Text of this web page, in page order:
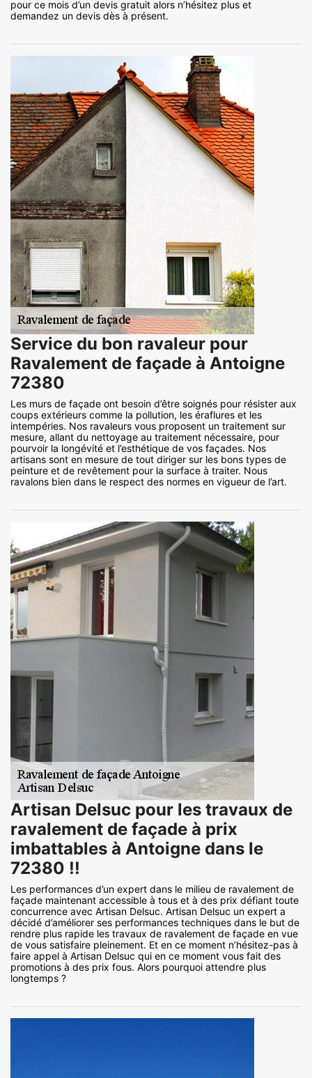
pour ce mois d’un devis gratuit alors n’hésitez plus et
demandez un devis dès à présent.
Service du bon ravaleur pour
Ravalement de façade à Antoigne
72380
Les murs de façade ont besoin d’être soignés pour résister aux
coups extérieurs comme la pollution, les éraflures et les
intempéries. Nos ravaleurs vous proposent un traitement sur
mesure, allant du nettoyage au traitement nécessaire, pour
pourvoir la longévité et l’esthétique de vos façades. Nos
artisans sont en mesure de tout diriger sur les bons types de
peinture et de revêtement pour la surface à traiter. Nous
ravalons bien dans le respect des normes en vigueur de l’art.
Artisan Delsuc pour les travaux de
ravalement de façade à prix
imbattables à Antoigne dans le
72380 !!
Les performances d’un expert dans le milieu de ravalement de
façade maintenant accessible à tous et à des prix défiant toute
concurrence avec Artisan Delsuc. Artisan Delsuc un expert a
décidé d’améliorer ses performances techniques dans le but de
rendre plus rapide les travaux de ravalement de façade en vue
de vous satisfaire pleinement. Et en ce moment n’hésitez-pas à
faire appel à Artisan Delsuc qui en ce moment vous fait des
promotions à des prix fous. Alors pourquoi attendre plus
longtemps ?